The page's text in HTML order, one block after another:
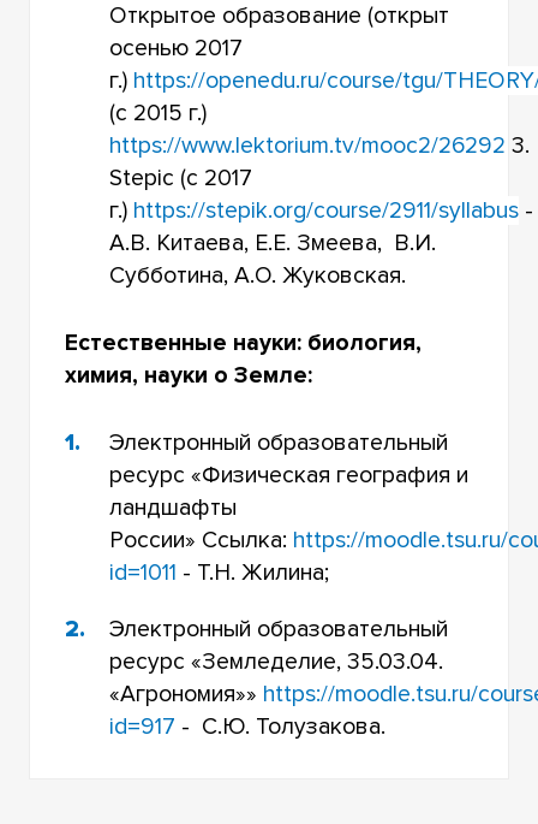
Открытое образование (открыт
осенью 2017
г.) https://openedu.ru/course/tgu/
(с 2015 г.)
https://www.lektorium.tv/mooc2/26292
Stepic (c 2017
г.) https://stepik.org/course/2911/syllabus-
А.В. Китаева, Е.Е. Змеева, В.И.
Субботина, А.О. Жуковская.
Естественные науки: биология,
химия, науки о Земле:
Электронный образовательный
ресурс «Физическая география и
ландшафты
России» Ссылка: https://moodle.tsu.ru/
id=1011 - Т.Н. Жилина;
Электронный образовательный
ресурс «Земледелие, 35.03.04.
«Агрономия»» https://moodle.tsu.ru/
id=917 - С.Ю. Толузакова.